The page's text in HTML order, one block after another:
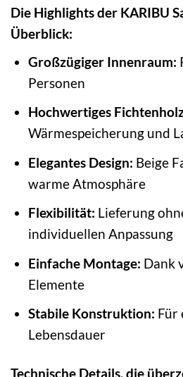
Die Highlights der KARIBU
Überblick:
Großzügiger Innenraum:
Personen
Hochwertiges
Wärmespeicherung und
Elegantes Design: Beige
warme Atmosphäre
Flexibilität: Lieferung
individuellen Anpassung
Einfache Montage: Dank
Elemente
Stabile Konstruktion: Für
Lebensdauer
Technische Details, die